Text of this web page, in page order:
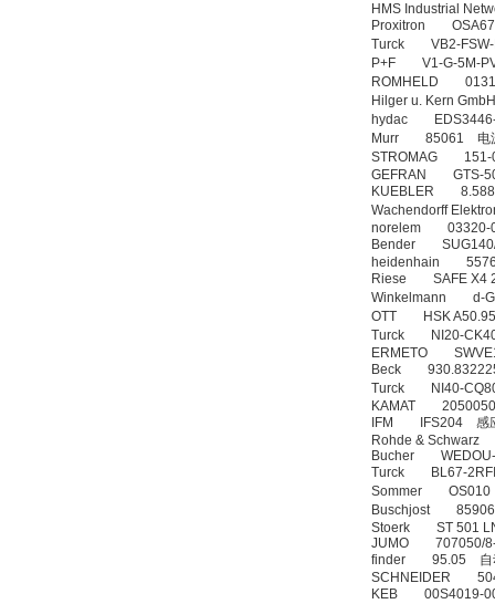
HMS Industrial
Proxitron
Turck VB2-FSW-
P+F V1-G-5M-
ROMHELD
Hilger u. Kern
hydac EDS3446-
Murr 85061 电
STROMAG 151-
GEFRAN GTS-
KUEBLER
Wachendorff
norelem
Bender SUG140/
heidenhain
Riese SAFE X4
Winkelmann d-
OTT HSK
Turck NI20-
ERMETO
Beck
Turck NI40-
KAMAT
IFM IFS204 感
Rohde &
Bucher
Turck BL67-
Sommer OS010
Buschjost
Stoerk ST 501
JUMO 707050/
finder 95.05 自
SCHNEIDER
KEB 00S4019-